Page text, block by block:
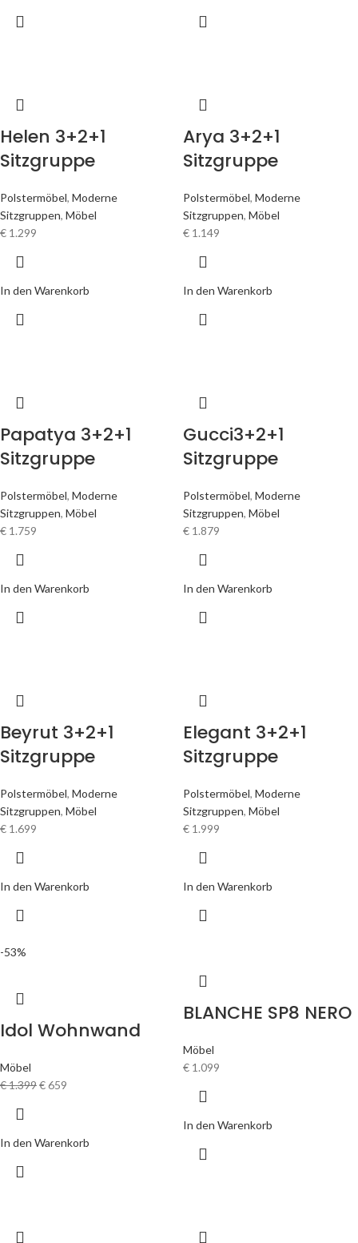
Helen 3+2+1
Sitzgruppe
Polstermöbel, Moderne
Sitzgruppen, Möbel
€ 1.299
In den Warenkorb
Arya 3+2+1
Sitzgruppe
Polstermöbel, Moderne
Sitzgruppen, Möbel
€ 1.149
In den Warenkorb
Papatya 3+2+1
Sitzgruppe
Polstermöbel, Moderne
Sitzgruppen, Möbel
€ 1.759
In den Warenkorb
Gucci3+2+1
Sitzgruppe
Polstermöbel, Moderne
Sitzgruppen, Möbel
€ 1.879
In den Warenkorb
Beyrut 3+2+1
Sitzgruppe
Polstermöbel, Moderne
Sitzgruppen, Möbel
€ 1.699
In den Warenkorb
Elegant 3+2+1
Sitzgruppe
Polstermöbel, Moderne
Sitzgruppen, Möbel
€ 1.999
In den Warenkorb
-53%
Idol Wohnwand
Möbel
€1.399€659
In den Warenkorb
BLANCHE SP8 NERO
Möbel
€ 1.099
In den Warenkorb